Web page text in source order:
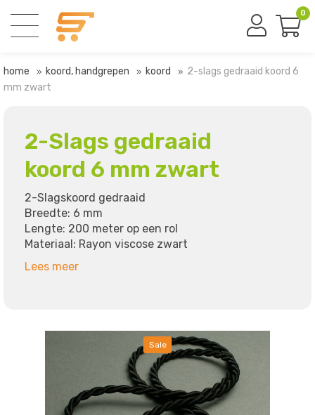
0
home koord, handgrepen koord
2-slags gedraaid koord 6
mm zwart
2-Slags gedraaid
koord 6 mm zwart
2-Slagskoord gedraaid
Breedte: 6 mm
Lengte: 200 meter op een rol
Materiaal: Rayon viscose zwart
Lees meer
Sale